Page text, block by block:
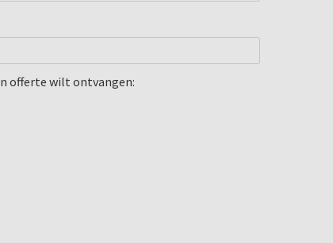
offerte wilt ontvangen: